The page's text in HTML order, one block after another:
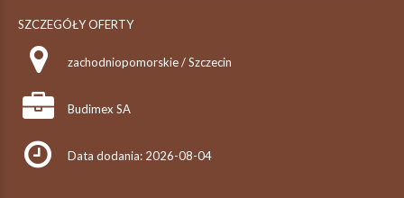
SZCZEGÓŁY OFERTY
zachodniopomorskie / Szczecin
Budimex SA
Data dodania: 2026-08-04